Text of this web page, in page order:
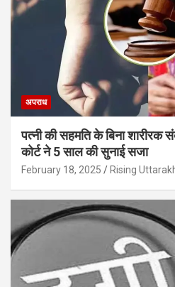
अपराध
पत्नी की सहमति के बिना शारीरक
कोर्ट ने 5 साल की सुनाई सजा
February 18, 2025 Rising